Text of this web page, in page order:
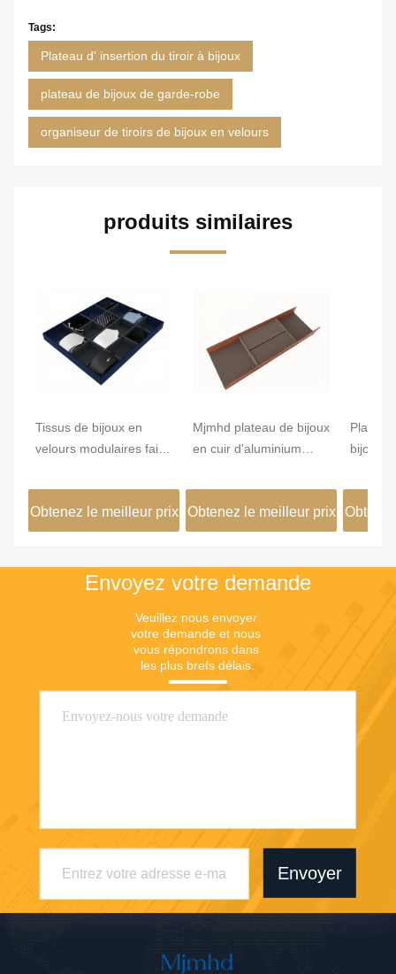
Tags:
Plateau d' insertion du tiroir à bijoux
plateau de bijoux de garde-robe
organiseur de tiroirs de bijoux en velours
produits similaires
Tissus de bijoux en
velours modulaires faits
Obtenez le meilleur prix
Mjmhd plateau de bijoux
en cuir d'aluminium
empilés pour tiroirs
artisanaux
Obtenez le meilleur prix
Plate
bijoux
Envoyez votre demande
Veuillez nous envoyer
votre demande et nous
vous répondrons dans
les plus brefs délais.
Envoyer